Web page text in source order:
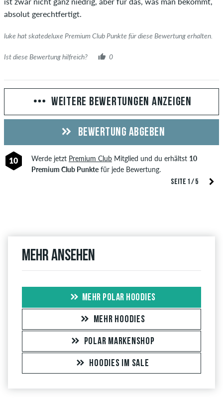
absolut gerechtfertigt.
luke hat skatedeluxe Premium Club Punkte für diese Bewertung erhalten.
Ist diese Bewertung hilfreich? 0
SEITE 1 / 5
WEITERE BEWERTUNGEN ANZEIGEN
BEWERTUNG ABGEBEN
10 Werde jetzt Premium ClubMitglied und du erhältst 10
Premium Club Punktefür jede Bewertung.
Mehr ansehen
MEHR POLAR HOODIES
MEHR HOODIES
POLAR MARKENSHOP
HOODIES IM SALE